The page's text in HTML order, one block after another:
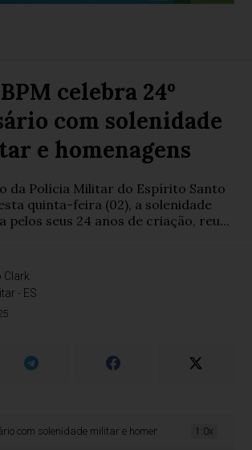
BPM celebra 24º
com solenidade
e homenagens
da Polícia Militar do Espírito Santo
quinta-feira (02), a solenidade
pelos seus 24 anos de criação, reu...
Clark
- ES
solenidade militar e homenagens 1.0x